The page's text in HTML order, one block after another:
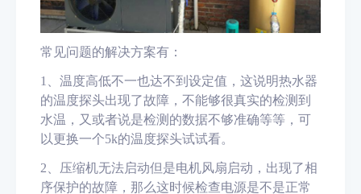
常见问题的解决方案有：
1、温度高低不一也达不到设定值，这说明热水器
的温度探头出现了故障，不能够很真实的检测到
水温，又或者说是检测的数据不够准确等等，可
以更换一个5k的温度探头试试看。
2、压缩机无法启动但是电机风扇启动，出现了相
序保护的故障，那么这时候检查电源是不是正常